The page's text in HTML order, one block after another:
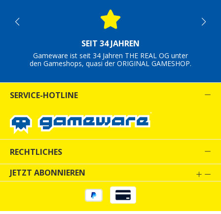
SEIT 34 JAHREN
Gameware ist seit 34 Jahren THE REAL OG unter
den Gameshops, quasi der ORIGINAL GAMESHOP.
SERVICE-HOTLINE
RECHTLICHES
JETZT ABONNIEREN